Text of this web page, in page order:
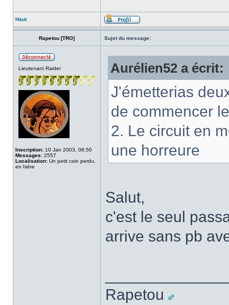
Haut
Rapetou [TRO] Sujet du message:
Lieutenant Raider
Inscription: 10 Jan 2003, 08:50
Messages: 2557
Localisation: Un petit coin perdu,
en Isère
Aurélien52 a écrit:
J'émetterias
de commencer
2. Le circuit en
une horreure
Salut,
c'est le seul
arrive sans pb
Rapetou